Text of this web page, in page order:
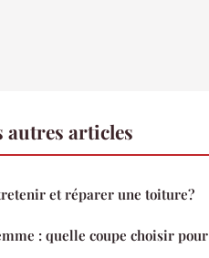
autres articles
et réparer une toiture?
: quelle coupe choisir pour